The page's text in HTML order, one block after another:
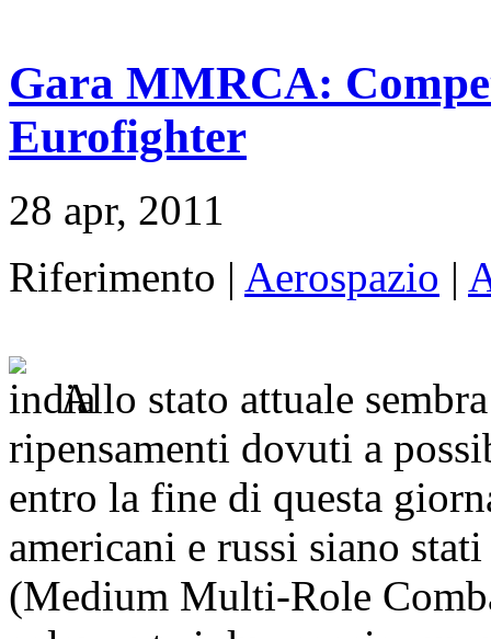
Gara MMRCA:
Eurofighter
28 apr, 2011
Riferimento | Aerospazio |
Allo stato attuale
ripensamenti dovuti a
entro la fine di questa
americani e russi siano
(Medium Multi-Role